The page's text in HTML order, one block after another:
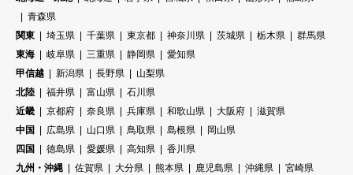
青森県
関東
埼玉県 千葉県 東京都 神奈川県 茨城県 栃木県
群馬県
東海
岐阜県 三重県 静岡県
愛知県
甲信越
新潟県 長野県
山梨県
北陸
福井県 富山県
石川県
近畿
京都府 奈良県 兵庫県 和歌山県 大阪府
滋賀県
中国
広島県 山口県 鳥取県 島根県
岡山県
四国
徳島県 愛媛県 高知県
香川県
九州・沖縄
佐賀県 大分県 熊本県 鹿児島県 沖縄県
宮崎県